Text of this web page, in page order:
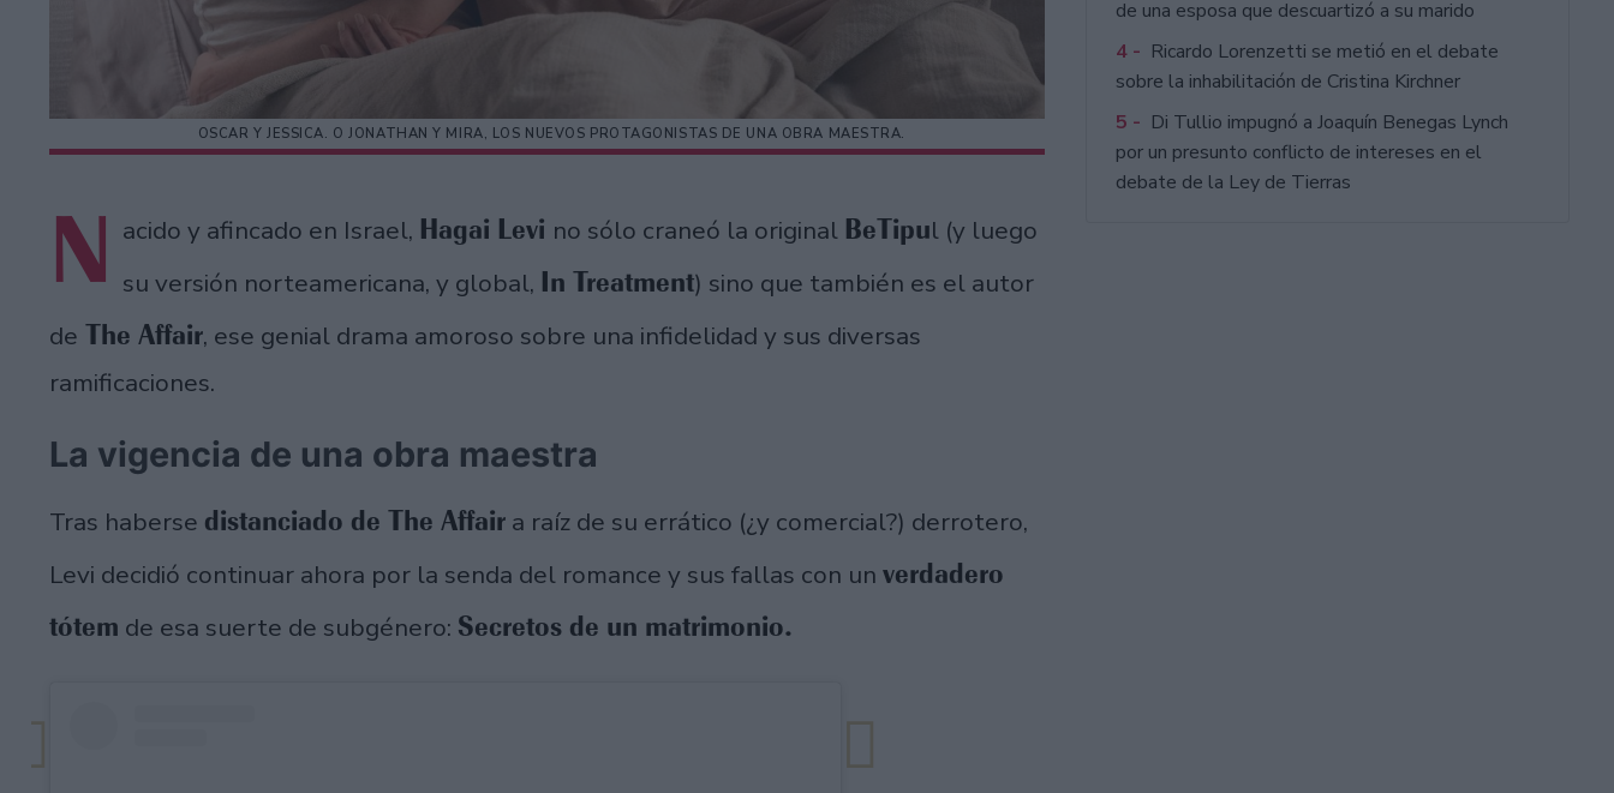
OSCAR Y JESSICA. O JONATHAN Y MIRA, LOS NUEVOS PROTAGONISTAS DE UNA OBRA MAESTRA.
N acido y afincado en Israel, Hagai Levi no sólo craneó la original BeTipul (y luego
su versión norteamericana, y global, In Treatment) sino que también es el autor
de The Affair, ese genial drama amoroso sobre una infidelidad y sus diversas
ramificaciones.
La vigencia de una obra maestra
Tras haberse distanciado de The Affair a raíz de su errático (¿y comercial?) derrotero,
Levi decidió continuar ahora por la senda del romance y sus fallas con un verdadero
tótem de esa suerte de subgénero: Secretos de un matrimonio.
de una esposa que descuartizó a su marido
4 - Ricardo Lorenzetti se metió en el debate
sobre la inhabilitación de Cristina Kirchner
5 - Di Tullio impugnó a Joaquín Benegas Lynch
por un presunto conflicto de intereses en el
debate de la Ley de Tierras